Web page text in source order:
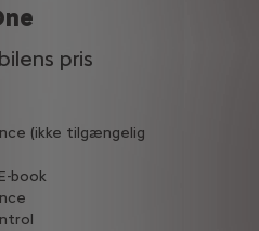
pris
(ikke tilgængelig
book